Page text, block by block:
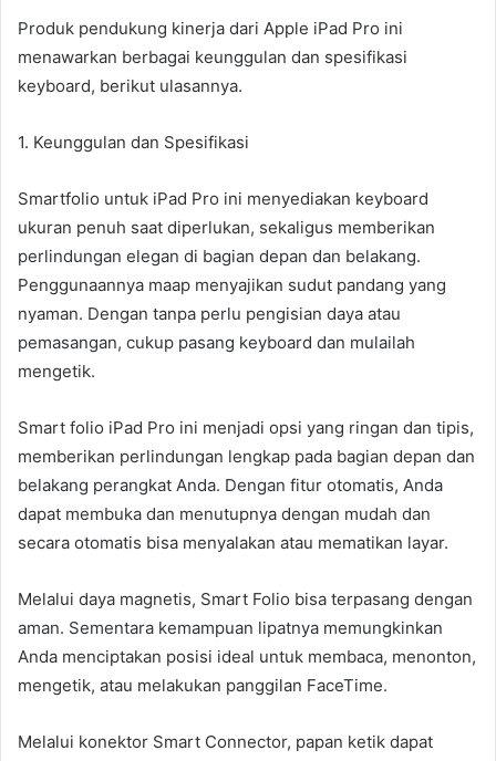
Produk pendukung kinerja dari Apple iPad Pro ini
menawarkan berbagai keunggulan dan spesifikasi
keyboard, berikut ulasannya.
1. Keunggulan dan Spesifikasi
Smartfolio untuk iPad Pro ini menyediakan keyboard
ukuran penuh saat diperlukan, sekaligus memberikan
perlindungan elegan di bagian depan dan belakang.
Penggunaannya maap menyajikan sudut pandang yang
nyaman. Dengan tanpa perlu pengisian daya atau
pemasangan, cukup pasang keyboard dan mulailah
mengetik.
Smart folio iPad Pro ini menjadi opsi yang ringan dan tipis,
memberikan perlindungan lengkap pada bagian depan dan
belakang perangkat Anda. Dengan fitur otomatis, Anda
dapat membuka dan menutupnya dengan mudah dan
secara otomatis bisa menyalakan atau mematikan layar.
Melalui daya magnetis, Smart Folio bisa terpasang dengan
aman. Sementara kemampuan lipatnya memungkinkan
Anda menciptakan posisi ideal untuk membaca, menonton,
mengetik, atau melakukan panggilan FaceTime.
Melalui konektor Smart Connector, papan ketik dapat